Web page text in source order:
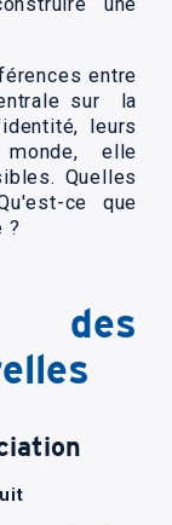
une
entre
sur la
leurs
elle
Quelles
ce que
?
des